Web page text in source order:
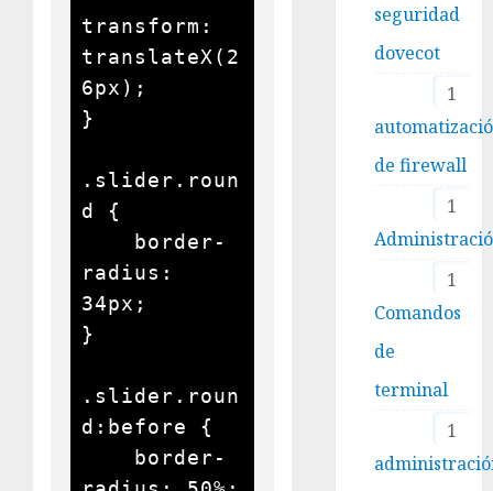
transform:
translateX(2
6px);
}
.slider.roun
d {
radius:
34px;
}
.slider.roun
d:before {
seguridad
dovecot
1
de firewall
1
1
Comandos
de
terminal
1